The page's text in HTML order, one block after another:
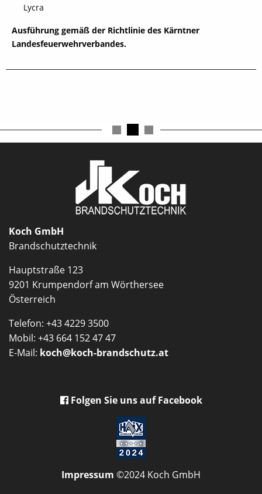
Lycra
Ausführung gemäß der Richtlinie des Kärntner
Landesfeuerwehrverbandes.
Koch GmbH
Brandschutztechnik
Hauptstraße 123
9201 Krumpendorf am Wörthersee
Österreich
Telefon: +43 4229 3500
Mobil: +43 664 152 47 47
E-Mail: koch@koch-brandschutz.at
Folgen Sie uns auf Facebook
Impressum ©2024 Koch GmbH